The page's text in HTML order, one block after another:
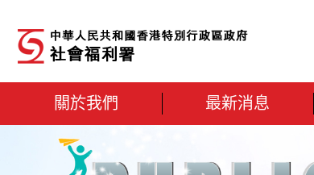
關於我們 最新消息